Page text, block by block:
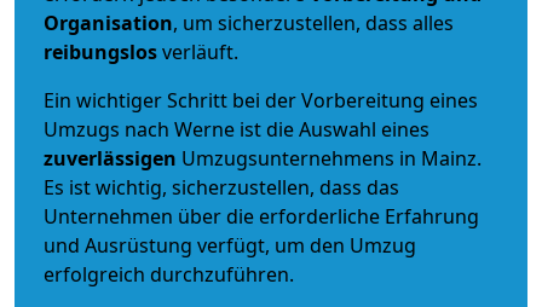
Organisation, um sicherzustellen, dass alles
reibungslosverläuft.
Ein wichtiger Schritt bei der Vorbereitung eines
Umzugs nach Werne ist die Auswahl eines
zuverlässigen Umzugsunternehmens in Mainz.
Es ist wichtig, sicherzustellen, dass das
Unternehmen über die erforderliche Erfahrung
und Ausrüstung verfügt, um den Umzug
erfolgreich durchzuführen.